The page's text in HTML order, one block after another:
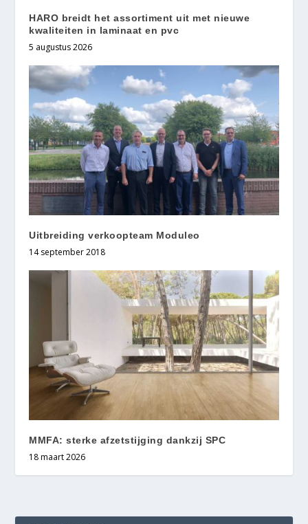
HARO breidt het assortiment uit met nieuwe
kwaliteiten in laminaat en pvc
5 augustus 2026
Uitbreiding verkoopteam Moduleo
14 september 2018
MMFA: sterke afzetstijging dankzij SPC
18 maart 2026